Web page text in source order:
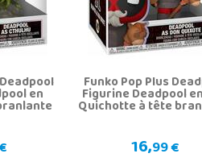
en Funko Pop Plus
Figurine Deadpool
Quichotte à tête
16,99 €